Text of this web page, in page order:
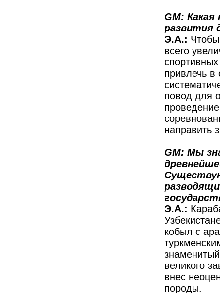
GM:
развития
Э.А.:
всего
привлечь
повод для
направить
GM: Мы
Э.А.:
кобыл с
великого
внес
породы.